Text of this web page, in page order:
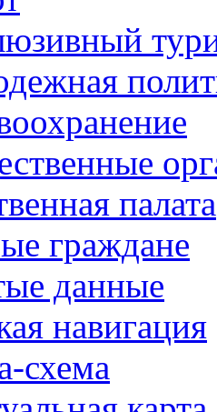
палата
граждане
данные
навигация
схема